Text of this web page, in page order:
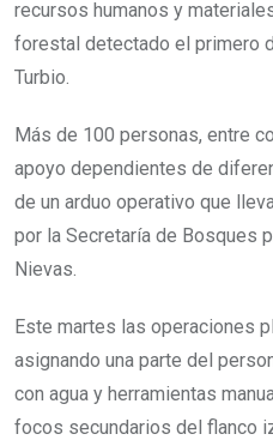
recursos humanos y
forestal detectado el primero
Turbio.
Más de 100 personas, entre
apoyo dependientes de
de un arduo operativo que
por la Secretaría de Bosques
Nievas.
Este martes las operaciones
asignando una parte del
con agua y herramientas
focos secundarios del flanco